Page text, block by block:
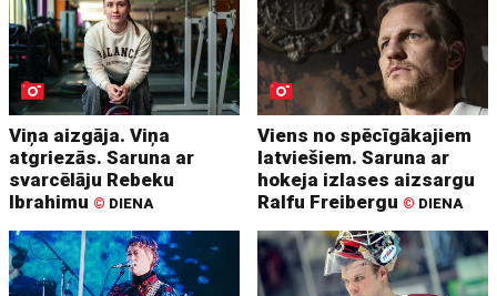
Viņa aizgāja. Viņa
atgriezās. Saruna ar
svarcēlāju Rebeku
Ibrahimu © DIENA
Viens no spēcīgākajiem
latviešiem. Saruna ar
hokeja izlases aizsargu
Ralfu Freibergu © DIENA